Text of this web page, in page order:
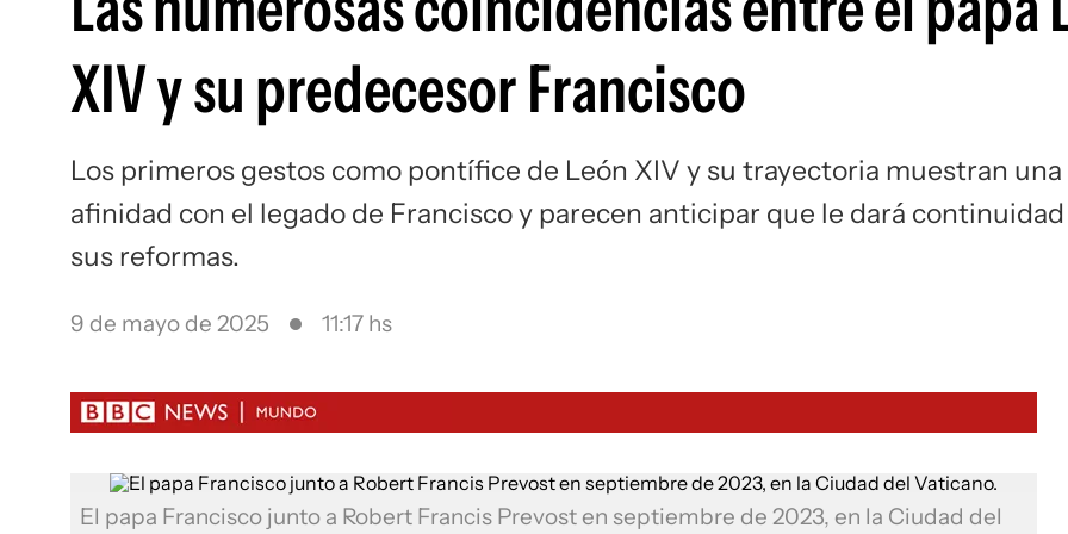
XIV y su predecesor Francisco
Los primeros gestos como pontífice de León XIV y su trayectoria muestran una
afinidad con el legado de Francisco y parecen anticipar que le dará continuidad
sus reformas.
9 de mayo de 2025 11:17 hs
El papa Francisco junto a Robert Francis Prevost en septiembre de 2023, en la Ciudad del